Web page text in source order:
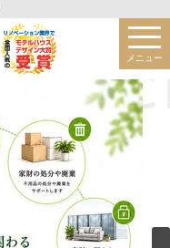
メニュー